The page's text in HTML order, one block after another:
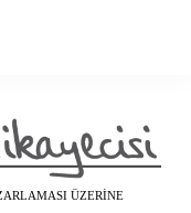
ÜZERINE